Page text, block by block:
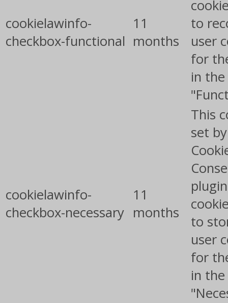
cookielawinfo-
checkbox-functional
11
months
to
user
for
in
cookielawinfo-
checkbox-necessary
11
months
This
set
to
user
for
in